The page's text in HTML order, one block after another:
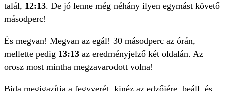
talál, 12:13. De jó lenne még néhány ilyen egymást követő
másodperc!
És megvan! Megvan az egál! 30 másodperc az órán,
mellette pedig 13:13 az eredményjelző két oldalán. Az
orosz most mintha megzavarodott volna!
Bida megigazítja a fegyverét, kinéz az edzőjére, beáll, és